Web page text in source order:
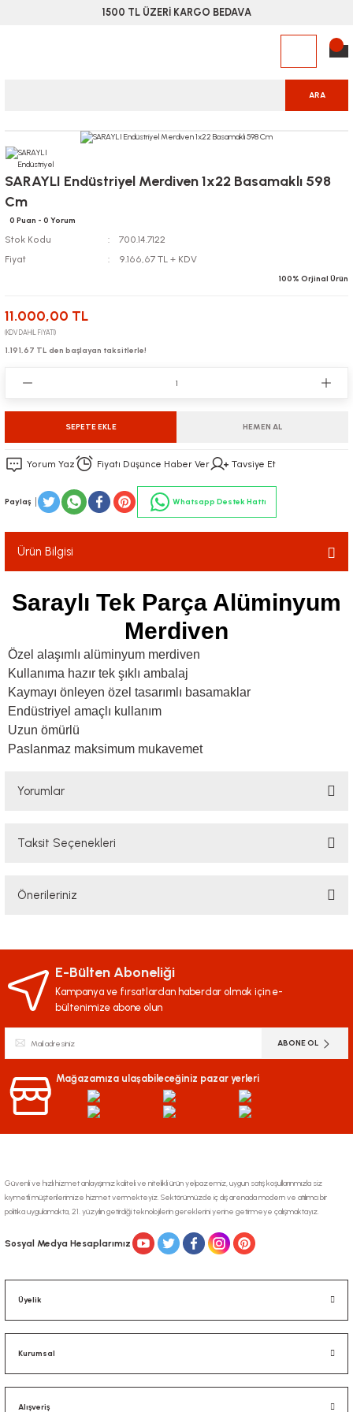
1500 TL ÜZERİ KARGO BEDAVA
ARA
SARAYLI Endüstriyel Merdiven 1x22 Basamaklı 598
Cm
0 Puan - 0 Yorum
Stok Kodu
700.14.7122
Fiyat
9.166,67 TL + KDV
100% Orjinal Ürün
11.000,00 TL
(KDV DAHİL FİYATI)
1.191,67 TL den başlayan taksitlerle!
SEPETE EKLE HEMEN AL
Yorum Yaz Fiyatı Düşünce Haber Ver Tavsiye Et
Paylaş Whatsapp Destek Hattı
Ürün Bilgisi
Saraylı Tek Parça Alüminyum
Merdiven
Özel alaşımlı alüminyum merdiven
Kullanıma hazır tek şıklı ambalaj
Kaymayı önleyen özel tasarımlı basamaklar
Endüstriyel amaçlı kullanım
Uzun ömürlü
Paslanmaz maksimum mukavemet
Yorumlar
Taksit Seçenekleri
Önerileriniz
iletebilirsiniz.
Görüş ve önerileriniz için teşekkür ederiz.
Ürün açıklamasında eksik bilgiler bulunuyor.
Ürün fiyatı diğer sitelerden daha pahalı.
Bu ürüne benzer farklı alternatifler olmalı.
Gönder
E-Bülten Aboneliği
Kampanya ve fırsatlardan haberdar olmak için e-
bültenimize abone olun
ABONE OL
Mağazamıza ulaşabileceğiniz pazar yerleri
Güvenli ve hızlı hizmet anlayışımız kaliteli ve nitelikli ürün yelpazemiz, uygun satış koşullarınmızla siz
kıymetli müşterilerimize hizmet vermekteyiz. Sektörümüzde iç dış arenada modern ve atılımcı bir
politika uygulamakta, 21. yüzyılın getirdiği teknolojilerin gereklerini yerine getirmeye çalışmaktayız.
Sosyal Medya Hesaplarımız
Üyelik
Kurumsal
Alışveriş